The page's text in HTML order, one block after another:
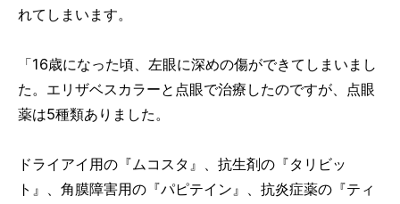
れてしまいます。
「16歳になった頃、左眼に深めの傷ができてしまいまし
た。エリザベスカラーと点眼で治療したのですが、点眼
薬は5種類ありました。
ドライアイ用の『ムコスタ』、抗生剤の『タリビッ
ト』、角膜障害用の『パピテイン』、抗炎症薬の『ティ